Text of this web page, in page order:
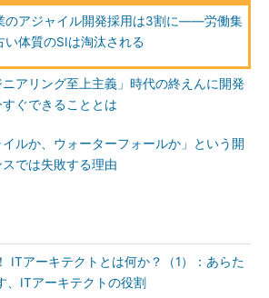
うことに
開発の迅
を実現で
速化は実
迅速化の
採用で
、こう
用しただ
発の迅
のアジャイル開発採用は3割に――労働集
い体質のSIは淘汰される
ニアリング至上主義」時代の終えんに開発
ぐできることとは
イルか、ウォーターフォールか」という開
では失敗する理由
ITアーキテクトとは何か？（1）：あらた
、ITアーキテクトの役割